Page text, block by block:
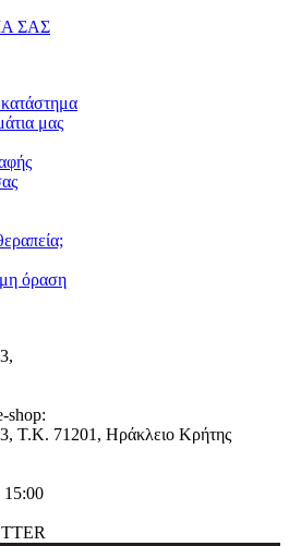
ΣΑΣ
μας
όραση
shop:
, T.K. 71201 , Ηράκλειο Κρήτης
15:00